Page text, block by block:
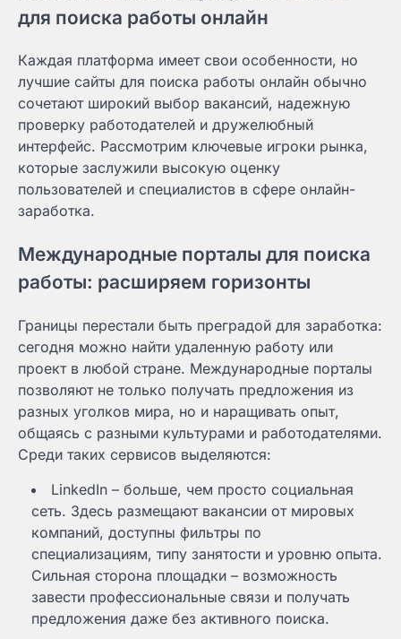
для поиска работы онлайн
Каждая платформа имеет свои особенности, но
лучшие сайты для поиска работы онлайн обычно
сочетают широкий выбор вакансий, надежную
проверку работодателей и дружелюбный
интерфейс. Рассмотрим ключевые игроки рынка,
которые заслужили высокую оценку
пользователей и специалистов в сфере онлайн-
заработка.
Международные порталы для поиска
работы: расширяем горизонты
Границы перестали быть преградой для заработка:
сегодня можно найти удаленную работу или
проект в любой стране. Международные порталы
позволяют не только получать предложения из
разных уголков мира, но и наращивать опыт,
общаясь с разными культурами и работодателями.
Среди таких сервисов выделяются:
LinkedIn – больше, чем просто социальная
сеть. Здесь размещают вакансии от мировых
компаний, доступны фильтры по
специализациям, типу занятости и уровню опыта.
Сильная сторона площадки – возможность
завести профессиональные связи и получать
предложения даже без активного поиска.